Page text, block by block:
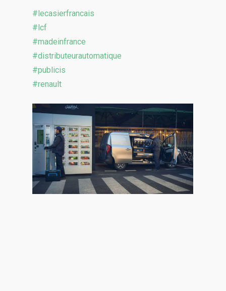
#lecasierfrancais
#lcf
#madeinfrance
#distributeurautomatique
#publicis
#renault